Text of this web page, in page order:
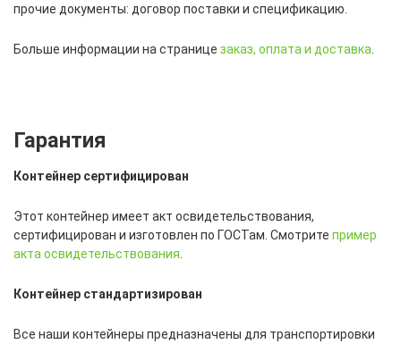
прочие документы: договор поставки и спецификацию.
Больше информации на странице заказ, оплата и доставка
Гарантия
Контейнер сертифицирован
Этот контейнер имеет акт освидетельствования,
сертифицирован и изготовлен по ГОСТам. Смотрите пример
акта освидетельствования
Контейнер стандартизирован
Все наши контейнеры предназначены для транспортировки